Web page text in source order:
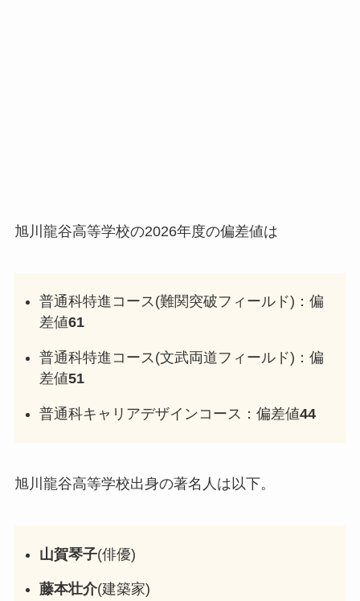
旭川龍谷高等学校の2026年度の偏差値は
普通科特進コース(難関突破フィールド)：偏
差値61
普通科特進コース(文武両道フィールド)：偏
差値51
普通科キャリアデザインコース：偏差値44
旭川龍谷高等学校出身の著名人は以下。
山賀琴子(俳優)
藤本壮介(建築家)